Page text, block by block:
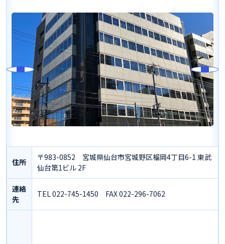
住所
〒983-0852 宮城県仙台市宮城野区榴岡4丁目6-1 東武
仙台第1ビル 2F
連絡
先
TEL 022-745-1450 FAX 022-296-7062